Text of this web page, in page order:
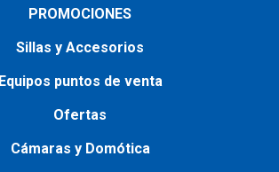
PROMOCIONES
Sillas y Accesorios
Equipos puntos de venta
Ofertas
Cámaras y Domótica